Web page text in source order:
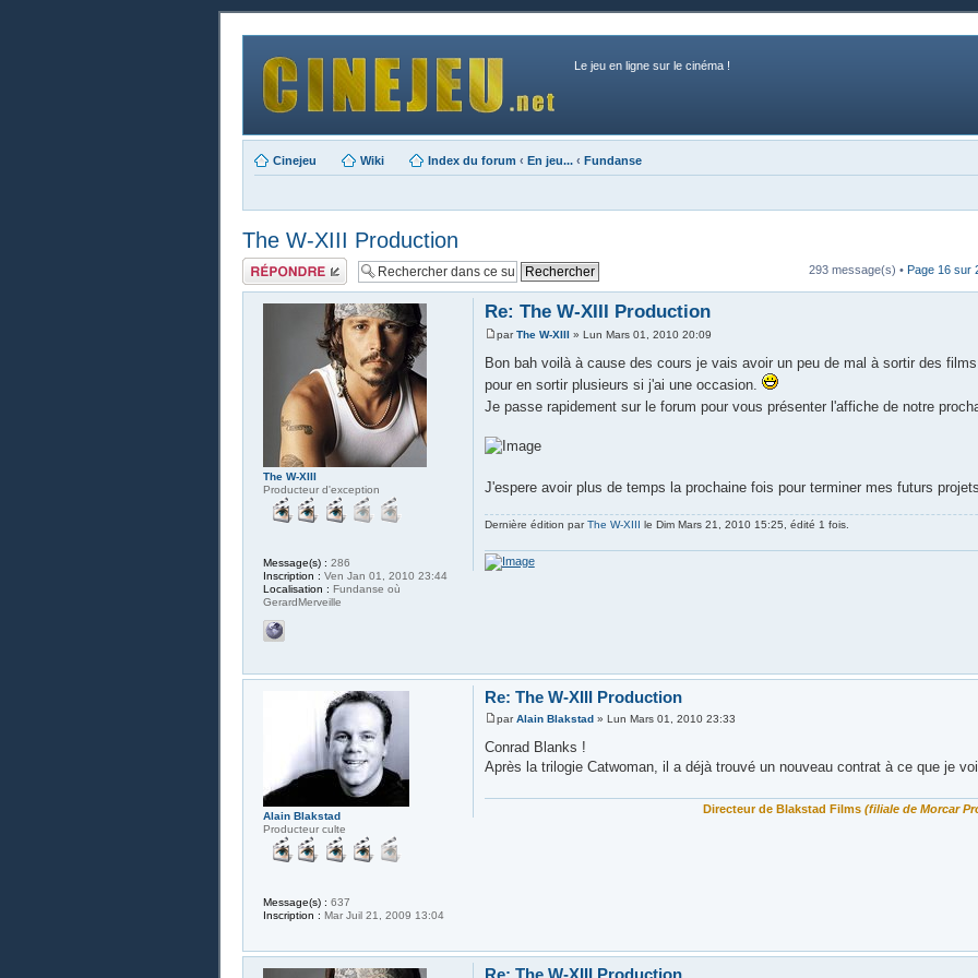
Le jeu en ligne sur le cinéma !
Cinejeu Wiki Index du forum ‹ En jeu... ‹ Fundanse
The W-XIII Production
Publier une
réponse
293 message(s) • Page 16 sur
Re: The W-XIII Production
parThe W-XIII» Lun Mars 01, 2010 20:09
Bon bah voilà à cause des cours je vais avoir un peu de mal à sortir des
pour en sortir plusieurs si j'ai une occasion.
Je passe rapidement sur le forum pour vous présenter l'affiche de notre
J'espere avoir plus de temps la prochaine fois pour terminer mes futurs
Dernière édition parThe W-XIII le Dim Mars 21, 2010 15:25, édité 1 fois.
The W-XIII
Producteur d'exception
Message(s) : 286
Inscription : Ven Jan 01, 2010 23:44
Localisation : Fundanse où
GerardMerveille
Re: The W-XIII Production
parAlain Blakstad» Lun Mars 01, 2010 23:33
Conrad Blanks !
Après la trilogie Catwoman, il a déjà trouvé un nouveau contrat à ce que je
Directeur de Blakstad Films (filiale de Morcar
Alain Blakstad
Producteur culte
Message(s) : 637
Inscription : Mar Juil 21, 2009 13:04
Re: The W-XIII Production